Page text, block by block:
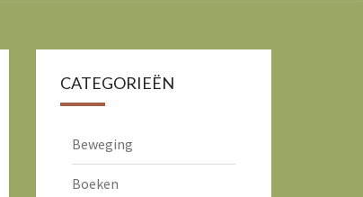
CATEGORIEËN
Beweging
Boeken